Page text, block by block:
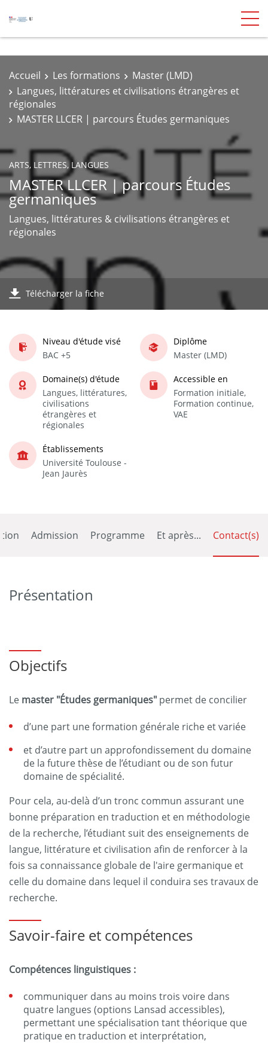
Accueil Les formations
Master (LMD)
Langues, littératures et civilisations étrangères et
régionales
MASTER LLCER | parcours Études germaniques
ARTS, LETTRES, LANGUES
MASTER LLCER | parcours Études
germaniques
Langues, littératures & civilisations étrangères et
régionales
Télécharger la fiche
Niveau d'étude visé
BAC +5
Diplôme
Master (LMD)
Domaine(s) d'étude
Langues, littératures,
civilisations
étrangères et
régionales
Accessible en
Formation initiale,
Formation continue,
VAE
Établissements
Université Toulouse -
Jean Jaurès
Admission Programme Et après... Contact(s)
Présentation
Objectifs
Le master "Études germaniques" permet de concilier
d’une part une formation générale riche et variée
et d’autre part un approfondissement du domaine
de la future thèse de l’étudiant ou de son futur
domaine de spécialité.
Pour cela, au-delà d’un tronc commun assurant une
bonne préparation en traduction et en méthodologie
de la recherche, l’étudiant suit des enseignements de
langue, littérature et civilisation afin de renforcer à la
fois sa connaissance globale de l'aire germanique et
celle du domaine dans lequel il conduira ses travaux de
recherche.
Savoir-faire et compétences
Compétences linguistiques :
communiquer dans au moins trois voire dans
quatre langues (options Lansad accessibles),
permettant une spécialisation tant théorique que
pratique en traduction et interprétation,